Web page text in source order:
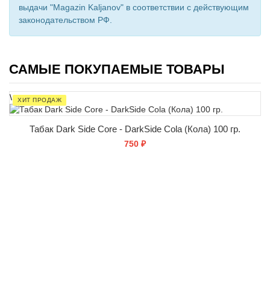
выдачи "Magazin Kaljanov" в соответствии с действующим
законодательством РФ.
САМЫЕ ПОКУПАЕМЫЕ ТОВАРЫ
ХИТ ПРОДАЖ
\
Табак Dark Side Core - DarkSide Cola (Кола) 100 гр.
750 ₽